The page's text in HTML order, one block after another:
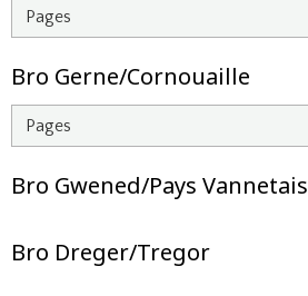
Bro Gerne/Cornouaille
Bro Gwened/Pays Vannetais
Bro Dreger/Tregor